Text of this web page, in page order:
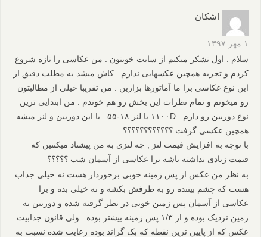
اشکان
۱ مهر ۱۳۹۷
سلام . اول تشکر میکنم از سایت خوبتون . من عکاسی را تازه شروع
کردم و تجربه همچین عکسهایی ندارم . کاش میشد یه مطلب دقیق از
این نوع عکاسی برا ما آماتورها بزارین . من تقریبا خیلی از مطالبتون
رو میخونم و تمام نظرات این بخش رو هم خوندم . من ابتدایی ترین
نوع دوربین رو دارم . ۱۱۰۰D با لنز ۱۸-۵۵ . با این دوربین و لنز میشه
همچین عکسی گزفت ؟؟؟؟؟؟؟؟؟؟؟؟
با توجه به افزایش قیمت لنز , چه لنزی به من پیشناد میکننین که
قیمت زیادی نداشته باشه برا عکاسی از آسمان شب ؟؟؟؟؟
به نظر من عکس از پس زمینه خوبی برخوردار هست نه خیلی جذاب
هست که چشم بیننده رو به طرفش بکشه و نه خیلی بده و برا
عکاسی از آسمان پس زمین خوبی در نظر گرقته شده و دوربین به
زمین نزدیک بوده و از ۱/۳ پس زمینه بیشتر بوده . ولی قانون جذابیت
عکس که از پایین ترین نقطه که بک گراند بوده رعایت شده نسبت به